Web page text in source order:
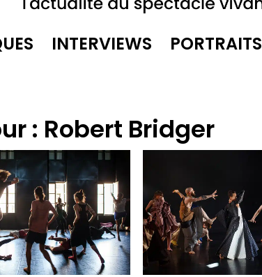
INTERVIEWS PORTRAITS
: Robert Bridger